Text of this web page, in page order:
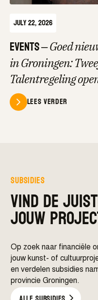
July 22, 2026
Events–Goed
in Groningen:
Talentregeling
Lees verder
subsidies
vind de
jouw
Op zoek naar financiële
jouw kunst- of
en verdelen subsidies
provincie Groningen.